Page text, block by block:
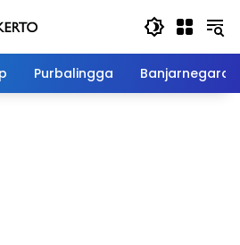
Purbalingga Banjarnegara